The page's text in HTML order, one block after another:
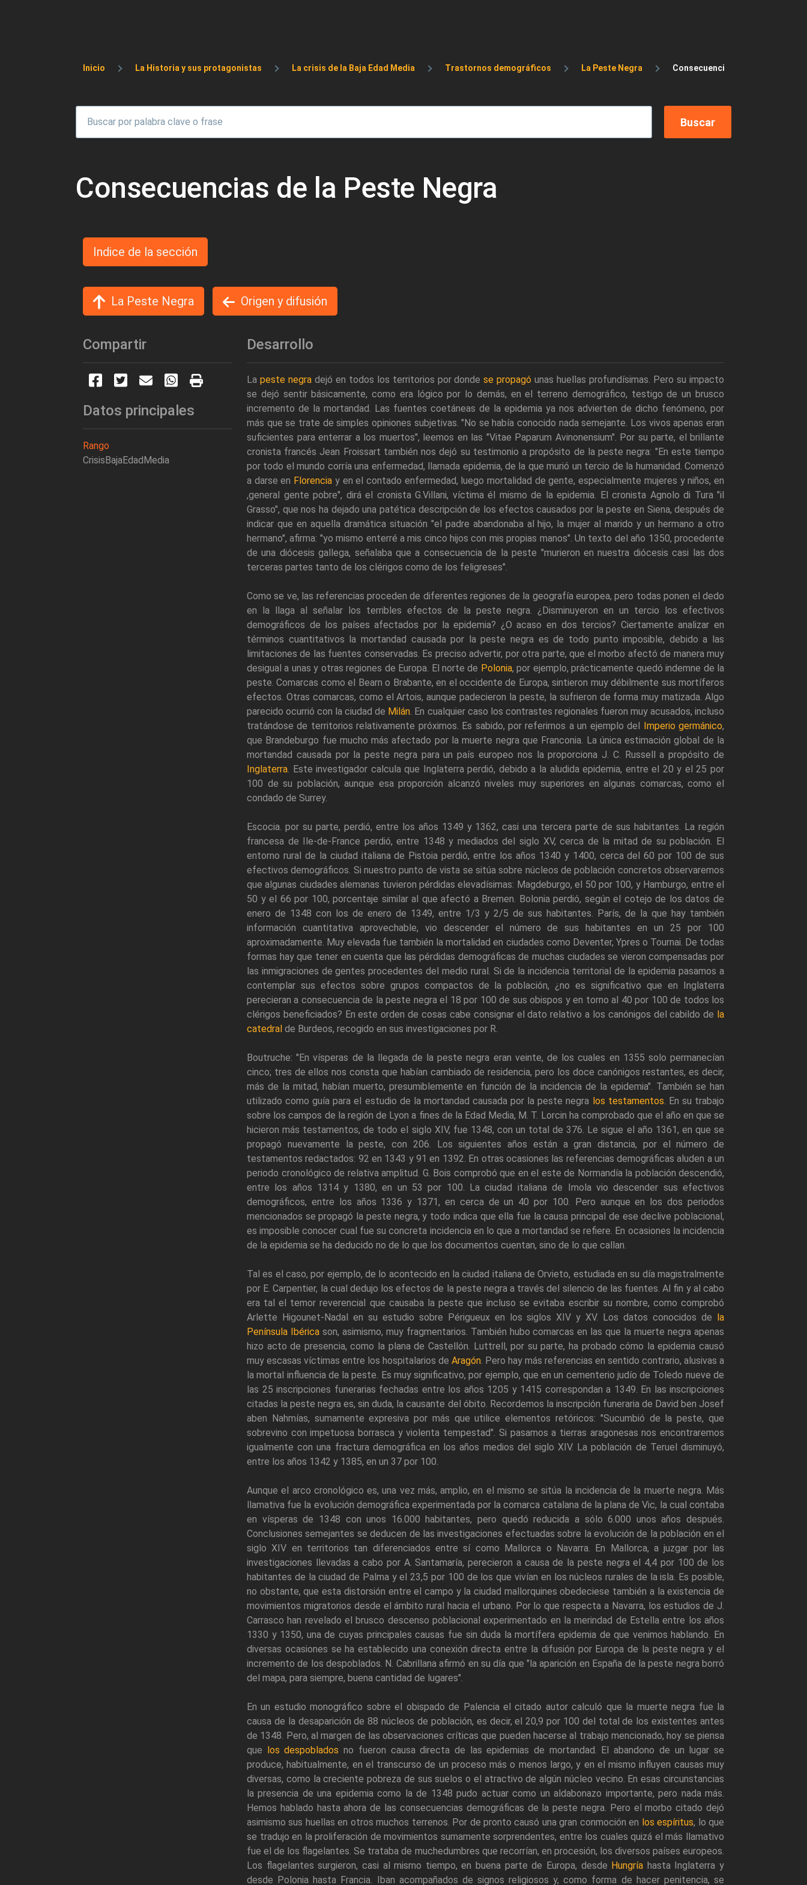
Sobrescribir enlaces de ayuda a la navegación
Inicio La Historia y sus protagonistas La crisis de la Baja Edad Media Trastornos demográficos La Peste Negra Consecuencias de la Peste Negra
Consecuencias de la Peste Negra
Indice de la sección
La Peste Negra Origen y difusión
Compartir
Datos principales
Rango
CrisisBajaEdadMedia
Desarrollo
La peste negradejó en todos los territorios por dondese propagó unas huellas profundísimas. Pero su impacto
se dejó sentir básicamente, como era lógico por lo demás, en el terreno demográfico, testigo de un brusco
incremento de la mortandad. Las fuentes coetáneas de la epidemia ya nos advierten de dicho fenómeno, por
más que se trate de simples opiniones subjetivas. "No se había conocido nada semejante. Los vivos apenas eran
suficientes para enterrar a los muertos", leemos en las "Vitae Paparum Avinonensium". Por su parte, el brillante
cronista francés Jean Froissart también nos dejó su testimonio a propósito de la peste negra: "En este tiempo
por todo el mundo corría una enfermedad, llamada epidemia, de la que murió un tercio de la humanidad. Comenzó
a darse en Florencia y en el contado enfermedad, luego mortalidad de gente, especialmente mujeres y niños, en
,general gente pobre", dirá el cronista G.Villani, víctima él mismo de la epidemia. El cronista Agnolo di Tura "il
Grasso", que nos ha dejado una patética descripción de los efectos causados por la peste en Siena, después de
indicar que en aquella dramática situación "el padre abandonaba al hijo, la mujer al marido y un hermano a otro
hermano", afirma: "yo mismo enterré a mis cinco hijos con mis propias manos". Un texto del año 1350, procedente
de una diócesis gallega, señalaba que a consecuencia de la peste "murieron en nuestra diócesis casi las dos
terceras partes tanto de los clérigos como de los feligreses".
Como se ve, las referencias proceden de diferentes regiones de la geografía europea, pero todas ponen el dedo
en la llaga al señalar los terribles efectos de la peste negra. ¿Disminuyeron en un tercio los efectivos
demográficos de los países afectados por la epidemia? ¿O acaso en dos tercios? Ciertamente analizar en
términos cuantitativos la mortandad causada por la peste negra es de todo punto imposible, debido a las
limitaciones de las fuentes conservadas. Es preciso advertir, por otra parte, que el morbo afectó de manera muy
desigual a unas y otras regiones de Europa. El norte de Polonia, por ejemplo, prácticamente quedó indemne de la
peste. Comarcas como el Bearn o Brabante, en el occidente de Europa, sintieron muy débilmente sus mortíferos
efectos. Otras comarcas, como el Artois, aunque padecieron la peste, la sufrieron de forma muy matizada. Algo
parecido ocurrió con la ciudad de Milán. En cualquier caso los contrastes regionales fueron muy acusados, incluso
tratándose de territorios relativamente próximos. Es sabido, por referirnos a un ejemplo del Imperio germánico,
que Brandeburgo fue mucho más afectado por la muerte negra que Franconia. La única estimación global de la
mortandad causada por la peste negra para un país europeo nos la proporciona J. C. Russell a propósito de
Inglaterra. Este investigador calcula que Inglaterra perdió, debido a la aludida epidemia, entre el 20 y el 25 por
100 de su población, aunque esa proporción alcanzó niveles muy superiores en algunas comarcas, como el
condado de Surrey.
Escocia. por su parte, perdió, entre los años 1349 y 1362, casi una tercera parte de sus habitantes. La región
francesa de Ile-de-France perdió, entre 1348 y mediados del siglo XV, cerca de la mitad de su población. El
entorno rural de la ciudad italiana de Pistoia perdió, entre los años 1340 y 1400, cerca del 60 por 100 de sus
efectivos demográficos. Si nuestro punto de vista se sitúa sobre núcleos de población concretos observaremos
que algunas ciudades alemanas tuvieron pérdidas elevadísimas: Magdeburgo, el 50 por 100, y Hamburgo, entre el
50 y el 66 por 100, porcentaje similar al que afectó a Bremen. Bolonia perdió, según el cotejo de los datos de
enero de 1348 con los de enero de 1349, entre 1/3 y 2/5 de sus habitantes. París, de la que hay también
información cuantitativa aprovechable, vio descender el número de sus habitantes en un 25 por 100
aproximadamente. Muy elevada fue también la mortalidad en ciudades como Deventer, Ypres o Tournai. De todas
formas hay que tener en cuenta que las pérdidas demográficas de muchas ciudades se vieron compensadas por
las inmigraciones de gentes procedentes del medio rural. Si de la incidencia territorial de la epidemia pasamos a
contemplar sus efectos sobre grupos compactos de la población, ¿no es significativo que en Inglaterra
perecieran a consecuencia de la peste negra el 18 por 100 de sus obispos y en torno al 40 por 100 de todos los
clérigos beneficiados? En este orden de cosas cabe consignar el dato relativo a los canónigos del cabildo de la
catedral de Burdeos, recogido en sus investigaciones por R.
Boutruche: "En vísperas de la llegada de la peste negra eran veinte, de los cuales en 1355 solo permanecían
cinco; tres de ellos nos consta que habían cambiado de residencia, pero los doce canónigos restantes, es decir,
más de la mitad, habían muerto, presumiblemente en función de la incidencia de la epidemia". También se han
utilizado como guía para el estudio de la mortandad causada por la peste negra los testamentos. En su trabajo
sobre los campos de la región de Lyon a fines de la Edad Media, M. T. Lorcin ha comprobado que el año en que se
hicieron más testamentos, de todo el siglo XIV, fue 1348, con un total de 376. Le sigue el año 1361, en que se
propagó nuevamente la peste, con 206. Los siguientes años están a gran distancia, por el número de
testamentos redactados: 92 en 1343 y 91 en 1392. En otras ocasiones las referencias demográficas aluden a un
periodo cronológico de relativa amplitud. G. Bois comprobó que en el este de Normandía la población descendió,
entre los años 1314 y 1380, en un 53 por 100. La ciudad italiana de Imola vio descender sus efectivos
demográficos, entre los años 1336 y 1371, en cerca de un 40 por 100. Pero aunque en los dos periodos
mencionados se propagó la peste negra, y todo indica que ella fue la causa principal de ese declive poblacional,
es imposible conocer cual fue su concreta incidencia en lo que a mortandad se refiere. En ocasiones la incidencia
de la epidemia se ha deducido no de lo que los documentos cuentan, sino de lo que callan.
Tal es el caso, por ejemplo, de lo acontecido en la ciudad italiana de Orvieto, estudiada en su día magistralmente
por E. Carpentier, la cual dedujo los efectos de la peste negra a través del silencio de las fuentes. Al fin y al cabo
era tal el temor reverencial que causaba la peste que incluso se evitaba escribir su nombre, como comprobó
Arlette Higounet-Nadal en su estudio sobre Périgueux en los siglos XIV y XV. Los datos conocidos de la
Península Ibéricason, asimismo, muy fragmentarios. También hubo comarcas en las que la muerte negra apenas
hizo acto de presencia, como la plana de Castellón. Luttrell, por su parte, ha probado cómo la epidemia causó
muy escasas víctimas entre los hospitalarios de Aragón. Pero hay más referencias en sentido contrario, alusivas a
la mortal influencia de la peste. Es muy significativo, por ejemplo, que en un cementerio judío de Toledo nueve de
las 25 inscripciones funerarias fechadas entre los años 1205 y 1415 correspondan a 1349. En las inscripciones
citadas la peste negra es, sin duda, la causante del óbito. Recordemos la inscripción funeraria de David ben Josef
aben Nahmías, sumamente expresiva por más que utilice elementos retóricos: "Sucumbió de la peste, que
sobrevino con impetuosa borrasca y violenta tempestad". Si pasamos a tierras aragonesas nos encontraremos
igualmente con una fractura demográfica en los años medios del siglo XIV. La población de Teruel disminuyó,
entre los años 1342 y 1385, en un 37 por 100.
Aunque el arco cronológico es, una vez más, amplio, en el mismo se sitúa la incidencia de la muerte negra. Más
llamativa fue la evolución demográfica experimentada por la comarca catalana de la plana de Vic, la cual contaba
en vísperas de 1348 con unos 16.000 habitantes, pero quedó reducida a sólo 6.000 unos años después.
Conclusiones semejantes se deducen de las investigaciones efectuadas sobre la evolución de la población en el
siglo XIV en territorios tan diferenciados entre sí como Mallorca o Navarra. En Mallorca, a juzgar por las
investigaciones llevadas a cabo por A. Santamaría, perecieron a causa de la peste negra el 4,4 por 100 de los
habitantes de la ciudad de Palma y el 23,5 por 100 de los que vivían en los núcleos rurales de la isla. Es posible,
no obstante, que esta distorsión entre el campo y la ciudad mallorquines obedeciese también a la existencia de
movimientos migratorios desde el ámbito rural hacia el urbano. Por lo que respecta a Navarra, los estudios de J.
Carrasco han revelado el brusco descenso poblacional experimentado en la merindad de Estella entre los años
1330 y 1350, una de cuyas principales causas fue sin duda la mortífera epidemia de que venimos hablando. En
diversas ocasiones se ha establecido una conexión directa entre la difusión por Europa de la peste negra y el
incremento de los despoblados. N. Cabrillana afirmó en su día que "la aparición en España de la peste negra borró
del mapa, para siempre, buena cantidad de lugares".
En un estudio monográfico sobre el obispado de Palencia el citado autor calculó que la muerte negra fue la
causa de la desaparición de 88 núcleos de población, es decir, el 20,9 por 100 del total de los existentes antes
de 1348. Pero, al margen de las observaciones críticas que pueden hacerse al trabajo mencionado, hoy se piensa
que los despoblados no fueron causa directa de las epidemias de mortandad. El abandono de un lugar se
produce, habitualmente, en el transcurso de un proceso más o menos largo, y en el mismo influyen causas muy
diversas, como la creciente pobreza de sus suelos o el atractivo de algún núcleo vecino. En esas circunstancias
la presencia de una epidemia como la de 1348 pudo actuar como un aldabonazo importante, pero nada más.
Hemos hablado hasta ahora de las consecuencias demográficas de la peste negra. Pero el morbo citado dejó
asimismo sus huellas en otros muchos terrenos. Por de pronto causó una gran conmoción en los espíritus, lo que
se tradujo en la proliferación de movimientos sumamente sorprendentes, entre los cuales quizá el más llamativo
fue el de los flagelantes. Se trataba de muchedumbres que recorrían, en procesión, los diversos países europeos.
Los flagelantes surgieron, casi al mismo tiempo, en buena parte de Europa, desde Hungría hasta Inglaterra y
desde Polonia hasta Francia. Iban acompañados de signos religiosos y, como forma de hacer penitencia, se